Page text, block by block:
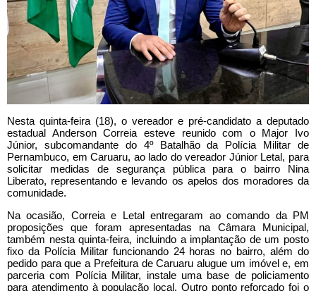
Nesta quinta-feira (18), o vereador e pré-candidato a deputado
estadual Anderson Correia esteve reunido com o Major Ivo
Júnior, subcomandante do 4º Batalhão da Polícia Militar de
Pernambuco, em Caruaru, ao lado do vereador Júnior Letal, para
solicitar medidas de segurança pública para o bairro Nina
Liberato, representando e levando os apelos dos moradores da
comunidade.
Na ocasião, Correia e Letal entregaram ao comando da PM
proposições que foram apresentadas na Câmara Municipal,
também nesta quinta-feira, incluindo a implantação de um posto
fixo da Polícia Militar funcionando 24 horas no bairro, além do
pedido para que a Prefeitura de Caruaru alugue um imóvel e, em
parceria com Polícia Militar, instale uma base de policiamento
para atendimento à população local. Outro ponto reforçado foi o